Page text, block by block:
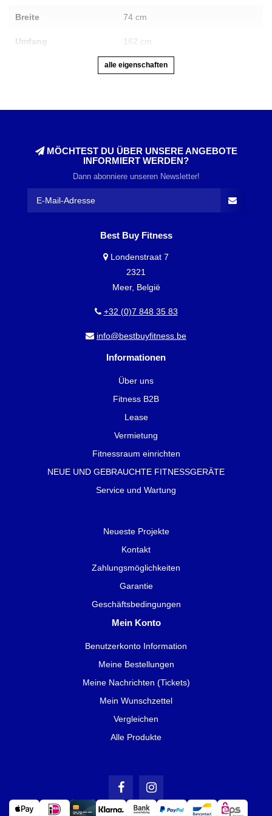
Breite 74 cm
Umfang 162 cm
alle eigenschaften
MÖCHTEST DU ÜBER UNSERE ANGEBOTE
INFORMIERT WERDEN?
Dann abonniere unseren Newsletter!
Best Buy Fitness
Londenstraat 7
2321
Meer, België
+32 (0)7 848 35 83
info@bestbuyfitness.be
Informationen
Über uns
Fitness B2B
Lease
Vermietung
Fitnessraum einrichten
NEUE UND GEBRAUCHTE FITNESSGERÄTE
Service und Wartung
Neueste Projekte
Kontakt
Zahlungsmöglichkeiten
Garantie
Geschäftsbedingungen
Mein Konto
Benutzerkonto Information
Meine Bestellungen
Meine Nachrichten (Tickets)
Mein Wunschzettel
Vergleichen
Alle Produkte